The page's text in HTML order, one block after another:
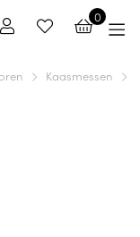
0
Kaasmessen